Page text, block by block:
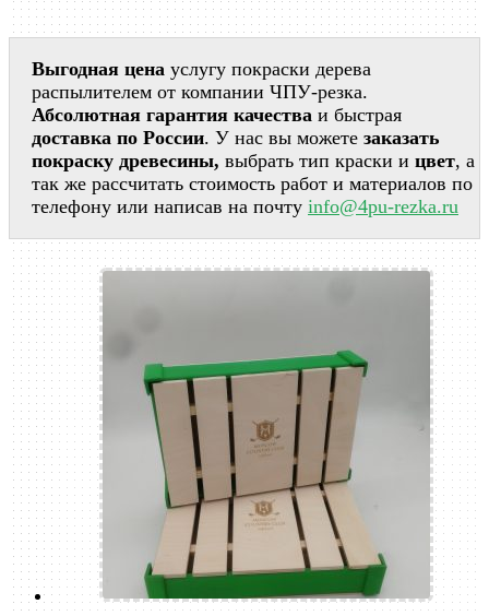
Выгодная цена услугу покраски дерева
распылителем от компании ЧПУ-резка.
Абсолютная гарантия качества и быстрая
доставка по России. У нас вы можете заказать
покраску древесины, выбрать тип краски и цвет, а
так же рассчитать стоимость работ и материалов по
телефону или написав на почту info@4pu-rezka.ru